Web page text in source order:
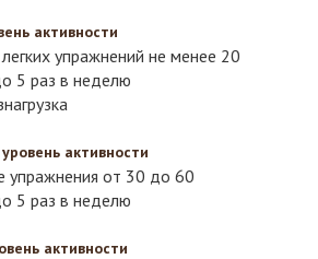
активности
упражнений не менее 20
5 раз в неделю
активности
упражнения от 30 до 60
5 раз в неделю
активности